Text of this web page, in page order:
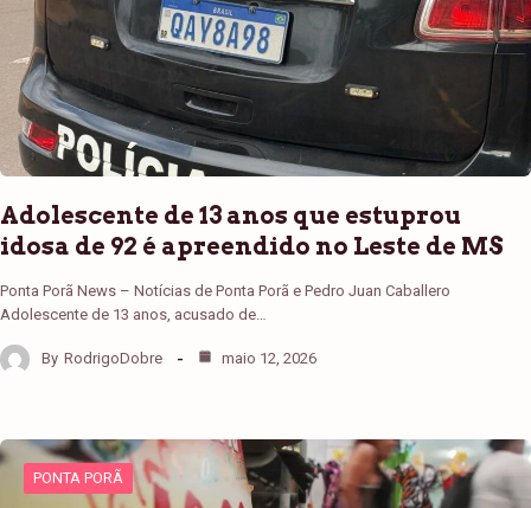
Adolescente de 13 anos que estuprou
idosa de 92 é apreendido no Leste de MS
Ponta Porã News – Notícias de Ponta Porã e Pedro Juan Caballero
Adolescente de 13 anos, acusado de…
By RodrigoDobre maio 12, 2026
PONTA PORÃ